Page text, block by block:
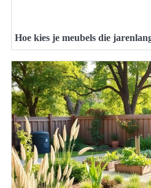
Hoe kies je meubels die